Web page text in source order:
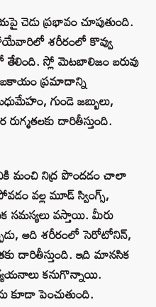
చెడు ప్రభావం చూపుతుంది.
శరీరంలో కొవ్వు
స్లో మెటబాలిజం బరువు
ప్రమాదాన్ని
గుండె జబ్బులు,
దారితీస్తుంది.
మంచి నిద్ర పొందడం చాలా
వల్ల మూడ్ స్వింగ్స్,
వస్తాయి. మీరు
అది శరీరంలో సెరోటోనిన్,
దారితీస్తుంది. ఇది మానసిక
కనుగొన్నాయి.
కూడా పెంచుతుంది.